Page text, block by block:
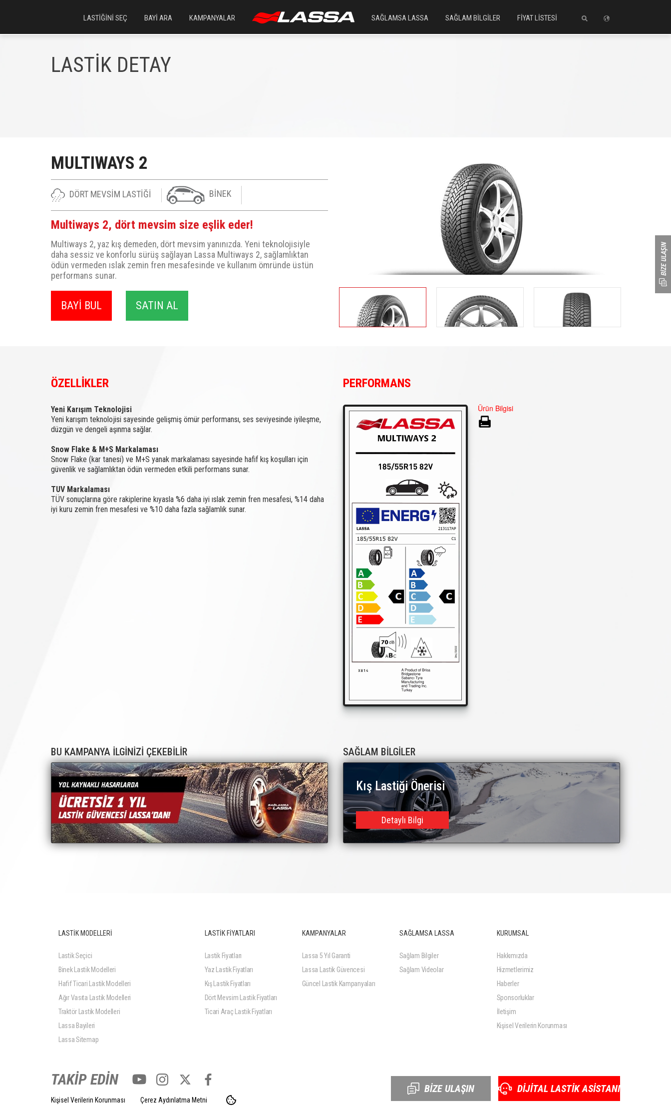
LASTİĞİNİ SEÇ BAYİ ARA KAMPANYALAR SAĞLAMSA LASSA SAĞLAM BİLGİLER FİYAT LİSTESİ
LASTİK DETAY
MULTIWAYS 2
DÖRT MEVSİM LASTİĞİ BİNEK
Multiways 2, dört mevsim size eşlik eder!
Multiways 2, yaz kış demeden, dört mevsim yanınızda. Yeni teknolojisiyle
daha sessiz ve konforlu sürüş sağlayan Lassa Multiways 2, sağlamlıktan
ödün vermeden ıslak zemin fren mesafesinde ve kullanım ömründe üstün
performans sunar.
BAYİ BUL SATIN AL
ÖZELLİKLER
Yeni Karışım Teknolojisi
Yeni karışım teknolojisi sayesinde gelişmiş ömür performansı, ses seviyesinde iyileşme,
düzgün ve dengeli aşınma sağlar.
Snow Flake & M+S Markalaması
Snow Flake (kar tanesi) ve M+S yanak markalaması sayesinde hafif kış koşulları için
güvenlik ve sağlamlıktan ödün vermeden etkili performans sunar.
TUV Markalaması
TÜV sonuçlarına göre rakiplerine kıyasla %6 daha iyi ıslak zemin fren mesafesi, %14 daha
iyi kuru zemin fren mesafesi ve %10 daha fazla sağlamlık sunar.
PERFORMANS
Ürün Bilgisi
BU KAMPANYA İLGİNİZİ ÇEKEBİLİR SAĞLAM BİLGİLER
Kış Lastiği Önerisi
Detaylı Bilgi
LASTİK MODELLERİ
Lastik Seçici
Binek Lastik Modelleri
Hafif Ticari Lastik Modelleri
Ağır Vasıta Lastik Modelleri
Traktör Lastik Modelleri
Lassa Bayileri
Lassa Sitemap
LASTİK FİYATLARI
Lastik Fiyatları
Yaz Lastik Fiyatları
Kış Lastik Fiyatları
Dört Mevsim Lastik Fiyatları
Ticari Araç Lastik Fiyatları
KAMPANYALAR
Lassa 5 Yıl Garanti
Lassa Lastik Güvencesi
Güncel Lastik Kampanyaları
SAĞLAMSA LASSA
Sağlam Bilgiler
Sağlam Videolar
KURUMSAL
Hakkımızda
Hizmetlerimiz
Haberler
Sponsorluklar
İletişim
Kişisel Verilerin Korunması
TAKİP EDİN
Kişisel Verilerin Korunması Çerez Aydınlatma Metni
BİZE ULAŞIN DİJİTAL LASTİK ASİSTANI